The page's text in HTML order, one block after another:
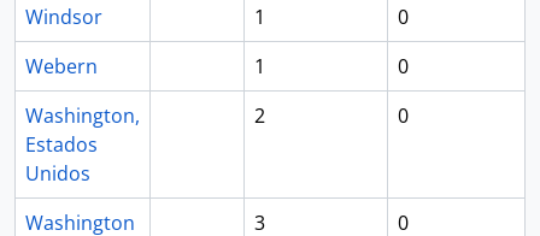
Windsor
1
0
Webern
1
0
Washington,
Estados
Unidos
2 0
Washington
3 0